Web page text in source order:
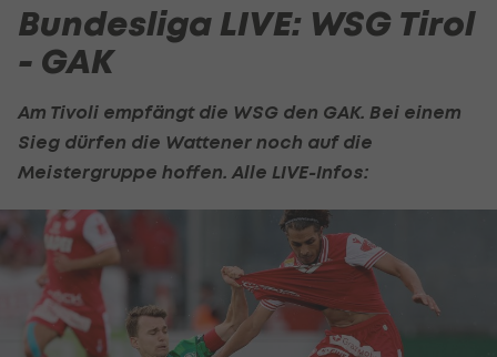
Bundesliga LIVE: WSG Tirol
- GAK
Am Tivoli empfängt die WSG den GAK. Bei einem
Sieg dürfen die Wattener noch auf die
Meistergruppe hoffen. Alle LIVE-Infos: